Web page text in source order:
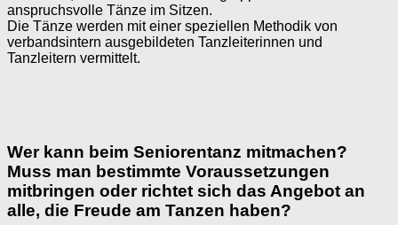
anspruchsvolle Tänze im Sitzen.
Die Tänze werden mit einer speziellen Methodik von
verbandsintern ausgebildeten Tanzleiterinnen und
Tanzleitern vermittelt.
Wer kann beim Seniorentanz mitmachen?
Muss man bestimmte Voraussetzungen
mitbringen oder richtet sich das Angebot an
alle, die Freude am Tanzen haben?